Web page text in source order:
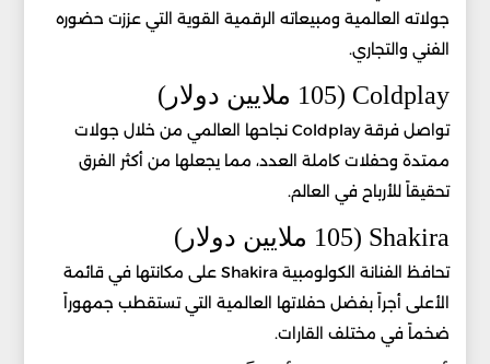
جولاته العالمية ومبيعاته الرقمية القوية التي عززت حضوره
الفني والتجاري.
Coldplay (105 ملايين دولار)
تواصل فرقة Coldplay نجاحها العالمي من خلال جولات
ممتدة وحفلات كاملة العدد، مما يجعلها من أكثر الفرق
تحقيقاً للأرباح في العالم.
Shakira (105 ملايين دولار)
تحافظ الفنانة الكولومبية Shakira على مكانتها في قائمة
الأعلى أجراً بفضل حفلاتها العالمية التي تستقطب جمهوراً
ضخماً في مختلف القارات.